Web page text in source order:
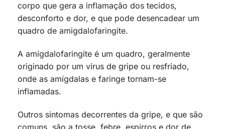
corpo que gera a inflamação dos tecidos,
desconforto e dor, e que pode desencadear um
quadro de amigdalofaringite.
A amigdalofaringite é um quadro, geralmente
originado por um vírus de gripe ou resfriado,
onde as amígdalas e faringe tornam-se
inflamadas.
Outros sintomas decorrentes da gripe, e que são
comuns, são a tosse, febre, espirros e dor de